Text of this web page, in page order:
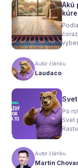
Akú
sa
Autor článku
Laudaco
Po
Svet
váš
Autor článku
Martin